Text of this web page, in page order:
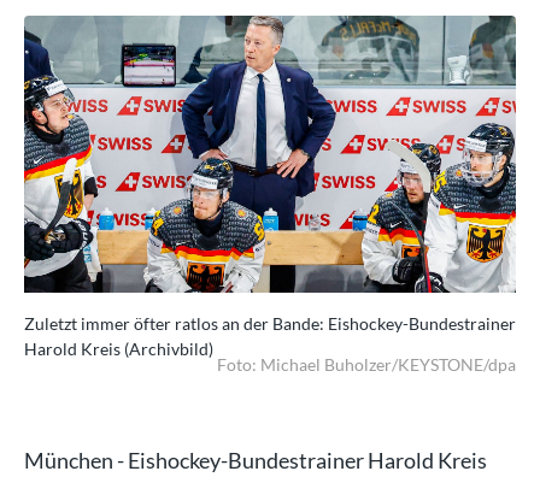
Zuletzt immer öfter ratlos an der Bande: Eishockey-Bundestrainer
Harold Kreis (Archivbild)
Foto: Michael Buholzer/KEYSTONE/dpa
München - Eishockey-Bundestrainer Harold Kreis